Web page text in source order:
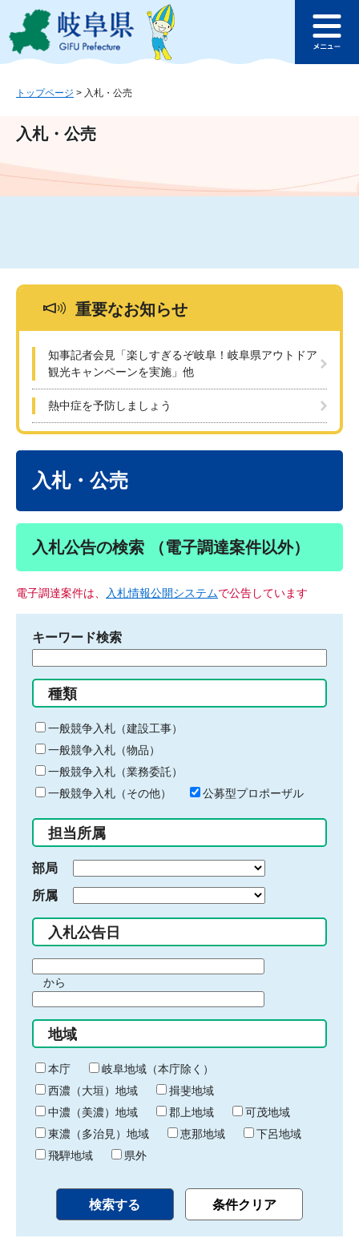
ジ
ュ
文
このページの本文へ
ュ
トップページ > 入札・公売
入札・公売
重要なお知らせ
知事記者会見「楽しすぎるぞ岐阜！岐阜県アウトドア
観光キャンペーンを実施」他
熱中症を予防しましょう
入札・公売
入札公告の検索 （電子調達案件以外）
電子調達案件は、 入札情報公開システムで公告しています
キーワード検索
る
キ
ー
ワ
ー
ド
入
力
種類
一般競争入札（建設工事）
一般競争入札（物品）
一般競争入札（業務委託）
一般競争入札（その他）
公募型プロポーザル
担当所属
部局
所属
入札公告日
間
始
り
から
間
終
わ
り
地域
本庁
岐阜地域（本庁除く）
西濃（大垣）地域
揖斐地域
中濃（美濃）地域
郡上地域
可茂地域
東濃（多治見）地域
恵那地域
下呂地域
飛騨地域
県外